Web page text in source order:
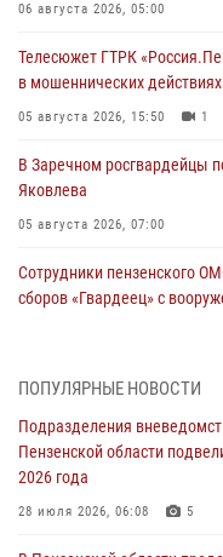
06 августа 2026, 05:00
Телесюжет ГТРК
в мошеннических
05 августа 2026, 15:50 1
В Заречном росгвардейцы
Яковлева
05 августа 2026, 07:00
Сотрудники пензенского
сборов «Гвардеец» с
В Пензе сотрудники
05 августа 2026, 04:00
В Пензе при силовой
деятельность ОПГ,
ПОПУЛЯРНЫЕ НОВОСТИ
Подразделения
Пензенской области
2026 года
28 июля 2026, 06:08 5